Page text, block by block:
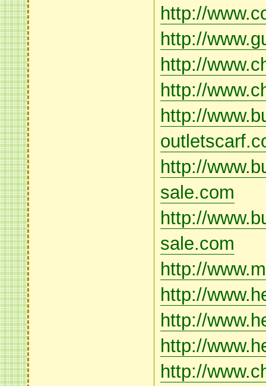
http://
http://
http://
http://
http://
http://
sale.com
http://
sale.com
http://
http://
http://
http://
http://